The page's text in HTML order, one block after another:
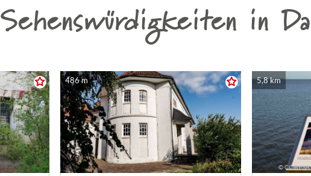
Sehenswürdigkeiten in